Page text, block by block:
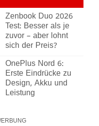
Zenbook Duo 2026
Test: Besser als je
zuvor – aber lohnt
sich der Preis?
OnePlus Nord 6:
Erste Eindrücke zu
Design, Akku und
Leistung